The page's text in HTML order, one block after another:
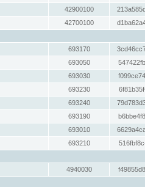
42900100
42700100
693170
693050
693030
693230
693240
693190
693010
693210
4940030